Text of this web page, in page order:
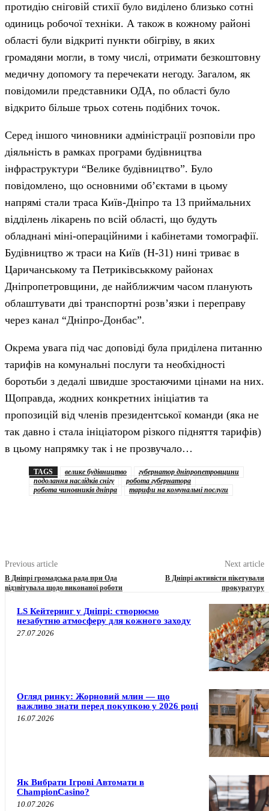
протидію сніговій стихії було виділено близько сотні
одиниць робочої техніки. А також в кожному районі
області були відкриті пункти обігріву, в яких
громадяни могли, в тому числі, отримати безкоштовну
медичну допомогу та перечекати негоду. Загалом, як
повідомили представники ОДА, по області було
відкрито більше трьох сотень подібних точок.
Серед іншого чиновники адміністрації розповіли про
діяльність в рамках програми будівництва
інфраструктури “Велике будівництво”. Було
повідомлено, що основними об’єктами в цьому
напрямі стали траса Київ-Дніпро та 13 приймальних
відділень лікарень по всій області, що будуть
обладнані міні-операційними і кабінетами томографії.
Будівництво ж траси на Київ (Н-31) нині триває в
Царичанському та Петриківськкому районах
Дніпропетровщини, де найближчим часом планують
облаштувати дві транспортні розв’язки і переправу
через канал “Дніпро-Донбас”.
Окрема увага під час доповіді була приділена питанню
тарифів на комунальні послуги та необхідності
боротьби з дедалі швидше зростаючими цінами на них.
Щоправда, жодних конкретних ініціатив та
пропозицій від членів президентської команди (яка не
так давно і стала ініціатором різкого підняття тарифів)
в цьому напрямку так і не прозвучало…
TAGS велике будівництво
губернатор дніпропетровщини
подолання наслідків снігу
робота губернатора
робота чиновників дніпра
тарифи на комунальні послуги
Previous article
В Дніпрі громадська рада при Ода
відзвітувала щодо виконаної роботи
Next article
В Дніпрі активісти пікетували
прокуратуру
LS Кейтеринг у Дніпрі: створюємо
незабутню атмосферу для кожного заходу
27.07.2026
Огляд ринку: Жорновий млин — що
важливо знати перед покупкою у 2026 році
16.07.2026
Як Вибрати Ігрові Автомати в
ChampionCasino?
10.07.2026